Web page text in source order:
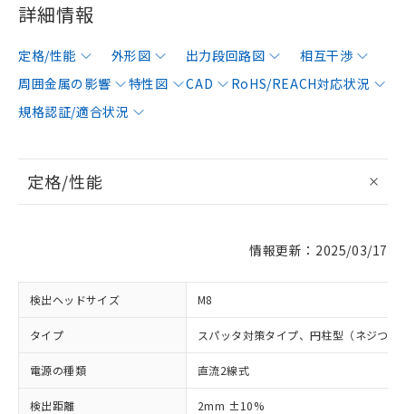
詳細情報
定格/性能 外形図 出力段回路図
相互干渉
周囲金属の影響
特性図 CAD
RoHS/REACH対応状況
規格認証/適合状況
定格/性能
情報更新：2025/03/17
検出ヘッドサイズ M8
タイプ スパッタ対策タイプ、円柱型（ネジつき
電源の種類 直流2線式
検出距離 2mm ±10%